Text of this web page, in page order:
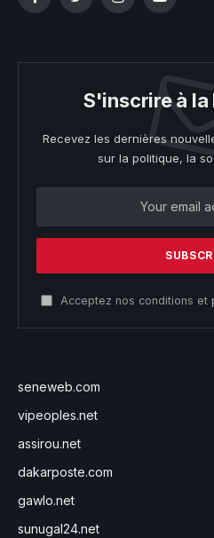
FacebookTwitterInstagramYouTube
S'inscrire à
Recevez les dernières
sur la politique, la
Acceptez nos conditions et
seneweb.com
vipeoples.net
assirou.net
dakarposte.com
gawlo.net
sunugal24.net